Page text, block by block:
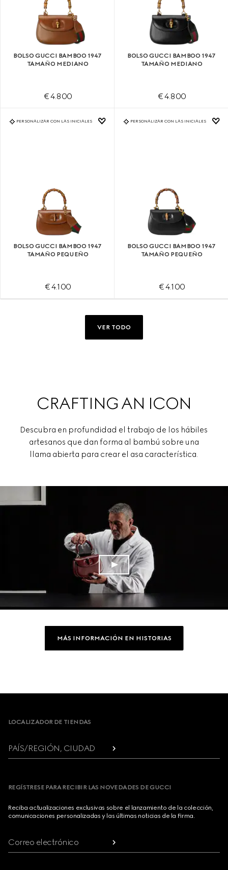
BOLSO GUCCI BAMBOO 1947
TAMAÑO MEDIANO
€ 4.800
BOLSO GUCCI BAMBOO 1947
TAMAÑO MEDIANO
€ 4.800
PERSONALIZAR CON LAS INICIALES
BOLSO GUCCI BAMBOO 1947
TAMAÑO PEQUEÑO
€ 4.100
PERSONALIZAR CON LAS INICIALES
BOLSO GUCCI BAMBOO 1947
TAMAÑO PEQUEÑO
€ 4.100
VER TODO
CRAFTING AN ICON
Descubra en profundidad el trabajo de los hábiles
artesanos que dan forma al bambú sobre una
llama abierta para crear el asa característica.
MÁS INFORMACIÓN EN HISTORIAS
Footer
LOCALIZADOR DE TIENDAS
PAÍS/REGIÓN, CIUDAD
REGÍSTRESE PARA RECIBIR LAS NOVEDADES DE GUCCI
Reciba actualizaciones exclusivas sobre el lanzamiento de la colección,
comunicaciones personalizadas y las últimas noticias de la Firma.
Correo electrónico